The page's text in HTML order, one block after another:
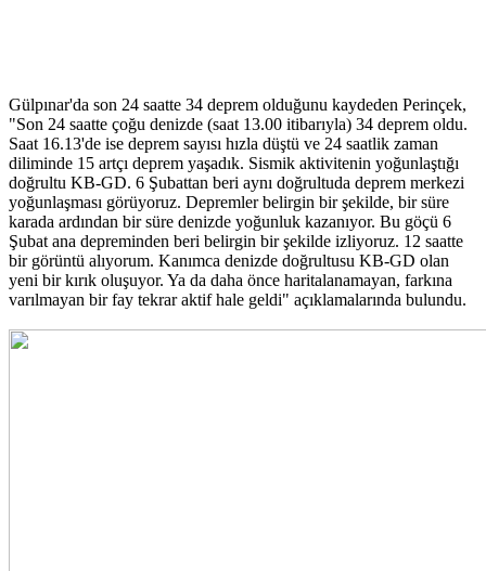
Gülpınar'da son 24 saatte 34 deprem olduğunu kaydeden Perinçek,
"Son 24 saatte çoğu denizde (saat 13.00 itibarıyla) 34 deprem oldu.
Saat 16.13'de ise deprem sayısı hızla düştü ve 24 saatlik zaman
diliminde 15 artçı deprem yaşadık. Sismik aktivitenin yoğunlaştığı
doğrultu KB-GD. 6 Şubattan beri aynı doğrultuda deprem merkezi
yoğunlaşması görüyoruz. Depremler belirgin bir şekilde, bir süre
karada ardından bir süre denizde yoğunluk kazanıyor. Bu göçü 6
Şubat ana depreminden beri belirgin bir şekilde izliyoruz. 12 saatte
bir görüntü alıyorum. Kanımca denizde doğrultusu KB-GD olan
yeni bir kırık oluşuyor. Ya da daha önce haritalanamayan, farkına
varılmayan bir fay tekrar aktif hale geldi" açıklamalarında bulundu.